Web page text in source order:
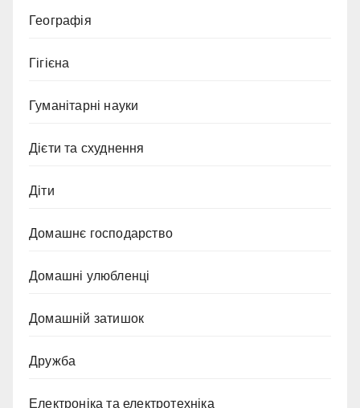
Географія
Гігієна
Гуманітарні науки
Дієти та схуднення
Діти
Домашнє господарство
Домашні улюбленці
Домашній затишок
Дружба
Електроніка та електротехніка